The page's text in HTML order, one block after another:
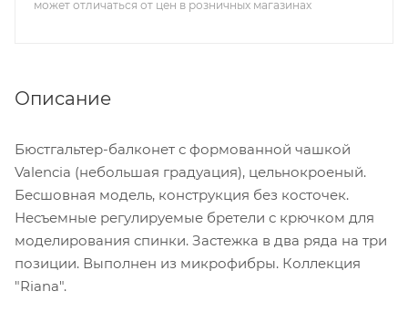
может отличаться от цен в розничных магазинах
Описание
Бюстгальтер-балконет с формованной чашкой
Valencia (небольшая градуация), цельнокроеный.
Бесшовная модель, конструкция без косточек.
Несъемные регулируемые бретели с крючком для
моделирования спинки. Застежка в два ряда на три
позиции. Выполнен из микрофибры. Коллекция
"Riana".